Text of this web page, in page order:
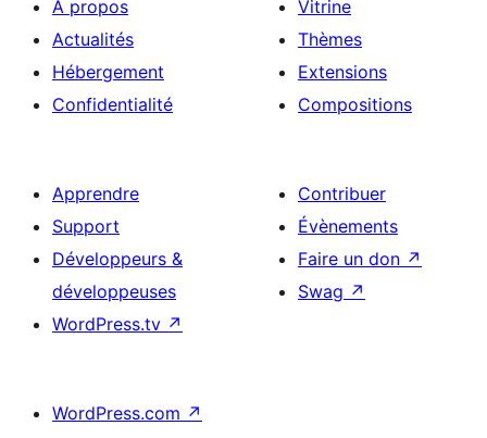
À propos
Actualités
Hébergement
Confidentialité
Vitrine
Thèmes
Extensions
Compositions
Apprendre
Support
Développeurs &
développeuses
WordPress.tv ↗
Contribuer
Évènements
Faire un don ↗
Swag ↗
WordPress.com ↗